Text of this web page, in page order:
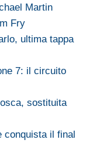
Martin
Fry
ultima tappa
7: il circuito
sostituita
conquista il final